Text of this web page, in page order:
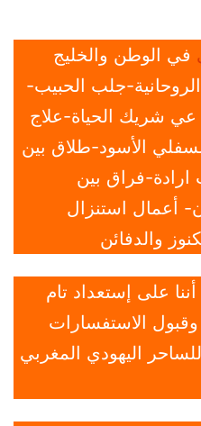
في الوطن والخليج
جلب الحبيب-
عي شريك الحياة-علاج
الأسود-طلاق بين
فراق بين
أعمال استنزال
والدفائن
على إستعداد تام
الاستفسارات
اليهودي المغربي